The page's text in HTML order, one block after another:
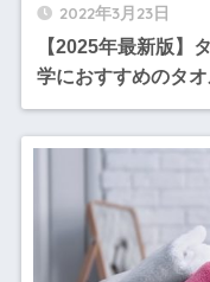
2022年3月23日
【2025年最新版】
学におすすめのタ